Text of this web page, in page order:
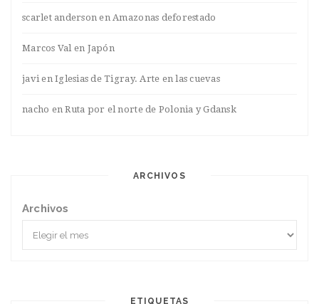
scarlet anderson enAmazonas deforestado
Marcos Valen Japón
javienIglesias de Tigray. Arte en las cuevas
nacho enRuta por el norte de Polonia y Gdansk
ARCHIVOS
Archivos
ETIQUETAS